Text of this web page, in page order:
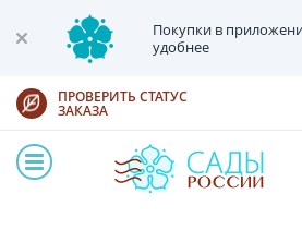
Покупки в
удобнее
ПРОВЕРИТЬ СТАТУС
ЗАКАЗА